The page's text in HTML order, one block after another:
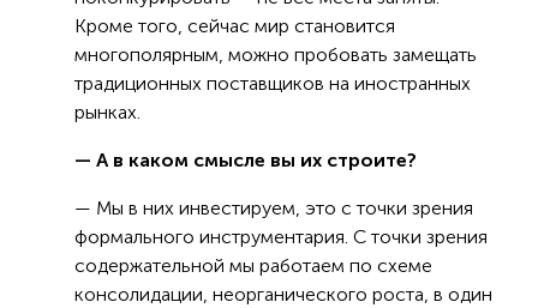
Кроме того, сейчас мир становится
многополярным, можно пробовать замещать
традиционных поставщиков на иностранных
рынках.
— А в каком смысле вы их строите?
— Мы в них инвестируем, это с точки зрения
формального инструментария. С точки зрения
содержательной мы работаем по схеме
консолидации, неорганического роста, в один